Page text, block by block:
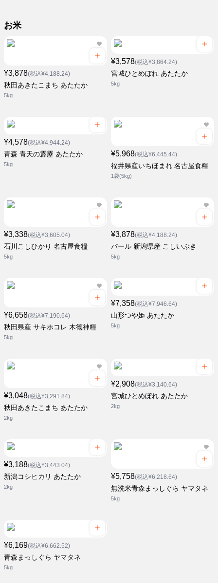
お米
¥3,878(税込¥4,188.24)
秋田あきたこまち あたたか
5kg
¥3,578(税込¥3,864.24)
宮城ひとめぼれ あたたか
5kg
¥4,578(税込¥4,944.24)
青森 青天の霹靂 あたたか
5kg
¥5,968(税込¥6,445.44)
福井県産いちほまれ 名古屋食糧
1袋(5kg)
¥3,338(税込¥3,605.04)
石川こしひかり 名古屋食糧
5kg
¥3,878(税込¥4,188.24)
パール 新潟県産 こしいぶき
5kg
¥6,658(税込¥7,190.64)
秋田県産 サキホコレ 木徳神糧
5kg
¥7,358(税込¥7,946.64)
山形つや姫 あたたか
5kg
¥3,048(税込¥3,291.84)
秋田あきたこまち あたたか
2kg
¥2,908(税込¥3,140.64)
宮城ひとめぼれ あたたか
2kg
¥3,188(税込¥3,443.04)
新潟コシヒカリ あたたか
2kg
¥5,758(税込¥6,218.64)
無洗米青森まっしぐら ヤマタネ
5kg
¥6,169(税込¥6,662.52)
青森まっしぐら ヤマタネ
5kg